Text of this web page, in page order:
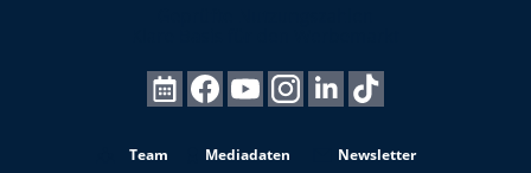
Team Mediadaten Newsletter